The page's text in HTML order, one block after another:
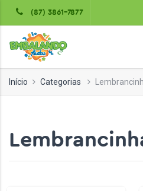
(87) 3861-7877
Início Categorias